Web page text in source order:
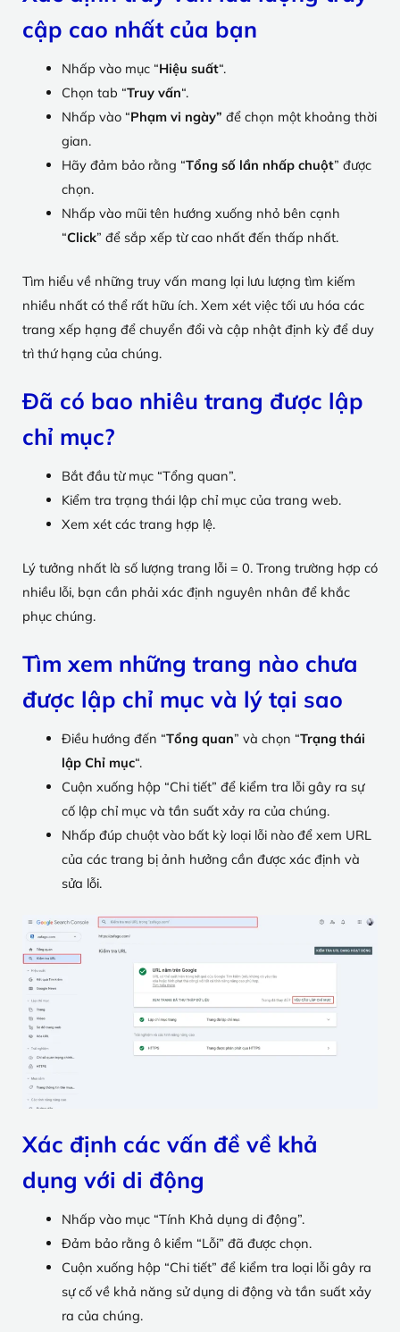
cập cao nhất của bạn
Nhấp vào mục “Hiệu suất“.
Chọn tab “Truy vấn“.
Nhấp vào “Phạm vi ngày” để chọn một khoảng thời
gian.
Hãy đảm bảo rằng “Tổng số lần nhấp chuột” được
chọn.
Nhấp vào mũi tên hướng xuống nhỏ bên cạnh
“Click” để sắp xếp từ cao nhất đến thấp nhất.
Tìm hiểu về những truy vấn mang lại lưu lượng tìm kiếm
nhiều nhất có thể rất hữu ích. Xem xét việc tối ưu hóa các
trang xếp hạng để chuyển đổi và cập nhật định kỳ để duy
trì thứ hạng của chúng.
Đã có bao nhiêu trang được lập
chỉ mục?
Bắt đầu từ mục “Tổng quan”.
Kiểm tra trạng thái lập chỉ mục của trang web.
Xem xét các trang hợp lệ.
Lý tưởng nhất là số lượng trang lỗi = 0. Trong trường hợp có
nhiều lỗi, bạn cần phải xác định nguyên nhân để khắc
phục chúng.
Tìm xem những trang nào chưa
được lập chỉ mục và lý tại sao
Điều hướng đến “Tổng quan” và chọn “Trạng thái
lập Chỉ mục“.
Cuộn xuống hộp “Chi tiết” để kiểm tra lỗi gây ra sự
cố lập chỉ mục và tần suất xảy ra của chúng.
Nhấp đúp chuột vào bất kỳ loại lỗi nào để xem URL
của các trang bị ảnh hưởng cần được xác định và
sửa lỗi.
Xác định các vấn đề về khả
dụng với di động
Nhấp vào mục “Tính Khả dụng di động”.
Đảm bảo rằng ô kiểm “Lỗi” đã được chọn.
Cuộn xuống hộp “Chi tiết” để kiểm tra loại lỗi gây ra
sự cố về khả năng sử dụng di động và tần suất xảy
ra của chúng.